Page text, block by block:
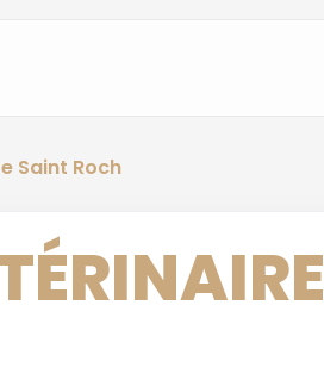
Saint Roch